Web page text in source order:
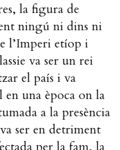
la figura de
ningú ni dins ni
l’Imperi etíop i
va ser un rei
el país i va
una època on la
a la presència
ser en detriment